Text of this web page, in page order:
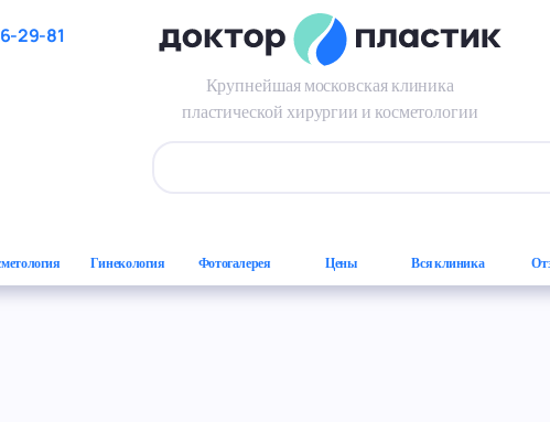
29-81
Крупнейшая московская клиника
пластической хирургии и косметологии
Гинекология Фотогалерея Цены Вся клиника
Специалисты